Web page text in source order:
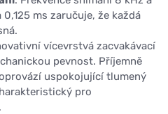
ms zaručuje, že každá
vícevrstvá zacvakávací
pevnost. Příjemně
uspokojující tlumený
pro